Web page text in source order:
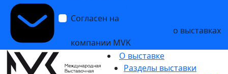
Согласен на
о выставках
компании MVK
О выставке
Разделы выставки